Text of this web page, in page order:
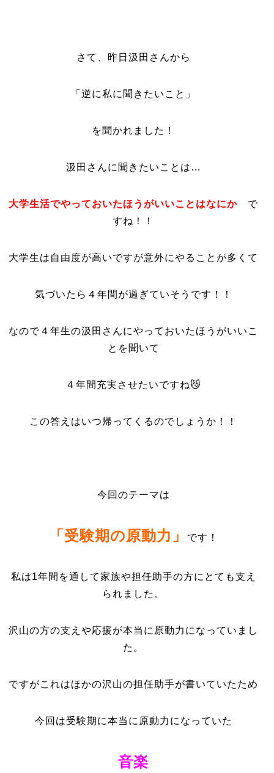
さて、昨日汲田さんから
「逆に私に聞きたいこと」
を聞かれました！
汲田さんに聞きたいことは…
大学生活でやっておいたほうがいいことはなにか で
すね！！
大学生は自由度が高いですが意外にやることが多くて
気づいたら４年間が過ぎていそうです！！
なので４年生の汲田さんにやっておいたほうがいいこ
とを聞いて
４年間充実させたいですね😼
この答えはいつ帰ってくるのでしょうか！！
今回のテーマは
「受験期の原動力」 です！
私は1年間を通して家族や担任助手の方にとても支え
られました。
沢山の方の支えや応援が本当に原動力になっていまし
た。
ですがこれはほかの沢山の担任助手が書いていたため
今回は受験期に本当に原動力になっていた
音楽